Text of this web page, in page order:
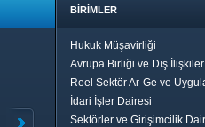
BİRİMLER
Hukuk Müşavirliği
Avrupa Birliği ve Dış
Reel Sektör Ar-Ge ve
İdari İşler Dairesi
Sektörler ve Girişimcilik